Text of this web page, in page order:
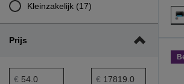
Kleinzakelijk (17)
Prijs
prijs minimumbereik
€ Maximumbereik prijs
€